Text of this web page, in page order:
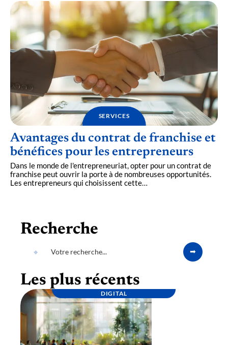
SERVICES
Avantages du contrat de franchise et
bénéfices pour les entrepreneurs
Dans le monde de l'entrepreneuriat, opter pour un contrat de
franchise peut ouvrir la porte à de nombreuses opportunités.
Les entrepreneurs qui choisissent cette…
Recherche
Les plus récents
DIGITAL